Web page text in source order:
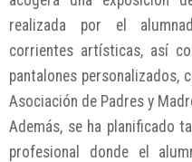
realizada por el
corrientes artísticas, así
pantalones personalizados,
Asociación de Padres y
Además, se ha planificado
profesional donde el